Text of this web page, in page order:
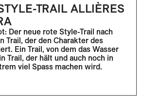
TRAIL ALLIÈRES
Der neue rote Style-Trail nach
Trail, der den Charakter des
Ein Trail, von dem das Wasser
Trail, der hält und auch noch in
viel Spass machen wird.